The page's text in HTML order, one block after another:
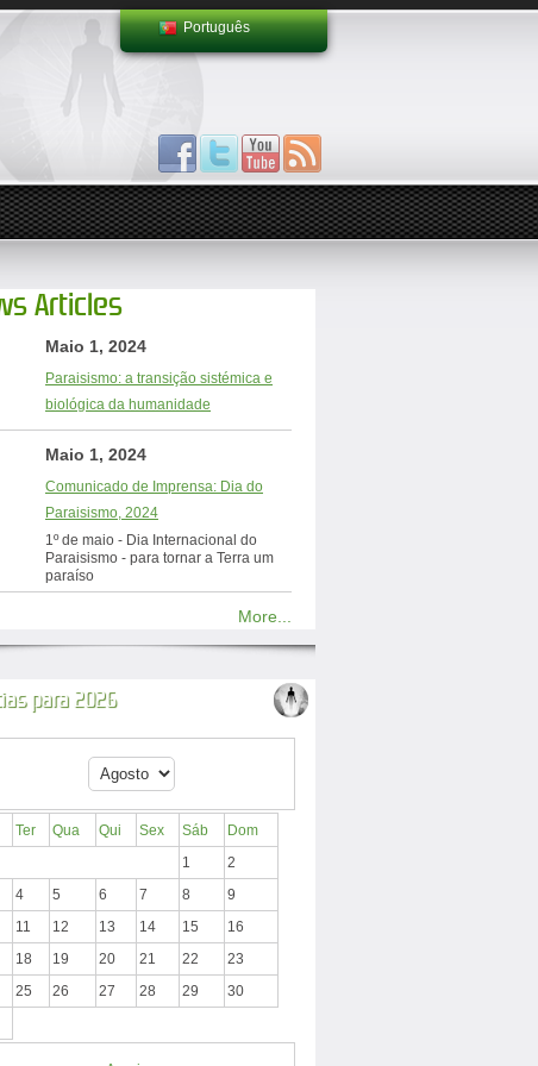
Português
Articles
Maio 1, 2024
Paraisismo: a transição sistémica e
biológica da humanidade
Maio 1, 2024
Comunicado de Imprensa: Dia do
Paraisismo, 2024
1º de maio - Dia Internacional do
Paraisismo - para tornar a Terra um
paraíso
More...
para 2026
Ter Qua Qui Sex Sáb
Dom
1
2
4 5 6 7 8
9
11 12 13 14 15
16
18 19 20 21 22
23
25 26 27 28 29
30